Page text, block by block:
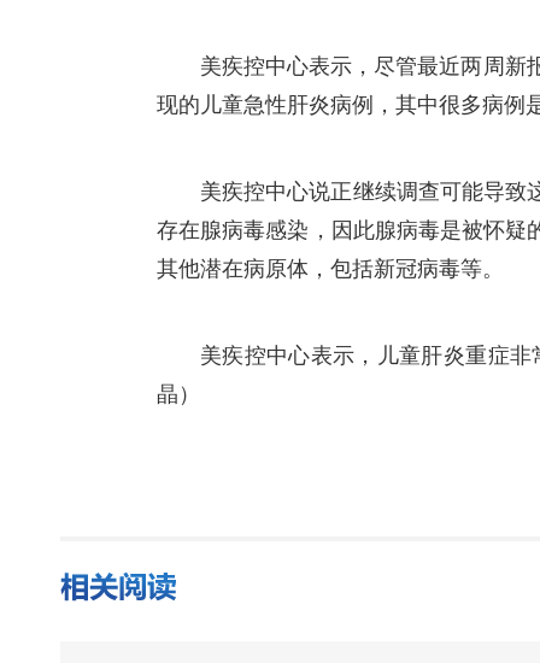
美疾控中心表示，尽管最近两周新
现的儿童急性肝炎病例，其中很多病例
美疾控中心说正继续调查可能导
存在腺病毒感染，因此腺病毒是被怀
其他潜在病原体，包括新冠病毒等。
美疾控中心表示，儿童肝炎重症
晶）